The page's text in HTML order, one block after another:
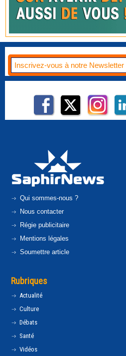
Qui sommes-nous ?
Nous contacter
Régie publicitaire
Mentions légales
Soumettre article
Rubriques
Actualité
Culture
Débats
Santé
Vidéos